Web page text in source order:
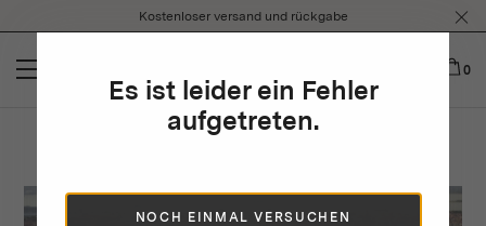
note:
website
Kostenloser versand und rückgabe
0
Es ist leider ein Fehler
aufgetreten.
NOCH EINMAL VERSUCHEN